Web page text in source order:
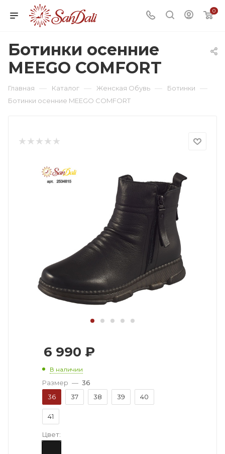
0
Ботинки осенние
MEEGO COMFORT
Главная — Каталог — Женская Обувь — Ботинки —
Ботинки осенние MEEGO COMFORT
6 990 ₽
В наличии
Размер — 36
36
37 38 39 40
41
Цвет: